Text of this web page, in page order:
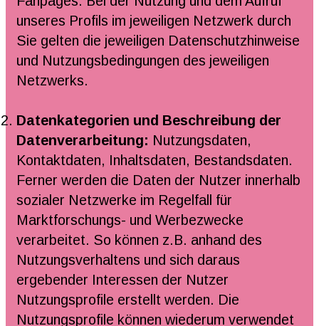
unseres Profils im jeweiligen Netzwerk durch
Sie gelten die jeweiligen Datenschutzhinweise
und Nutzungsbedingungen des jeweiligen
Netzwerks.
Datenkategorien und Beschreibung der
Datenverarbeitung: Nutzungsdaten,
Kontaktdaten, Inhaltsdaten, Bestandsdaten.
Ferner werden die Daten der Nutzer innerhalb
sozialer Netzwerke im Regelfall für
Marktforschungs- und Werbezwecke
verarbeitet. So können z.B. anhand des
Nutzungsverhaltens und sich daraus
ergebender Interessen der Nutzer
Nutzungsprofile erstellt werden. Die
Nutzungsprofile können wiederum verwendet